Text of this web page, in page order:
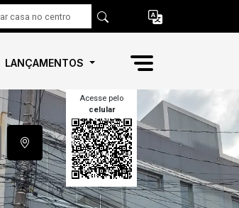
LANÇAMENTOS
Acesse pelo
celular